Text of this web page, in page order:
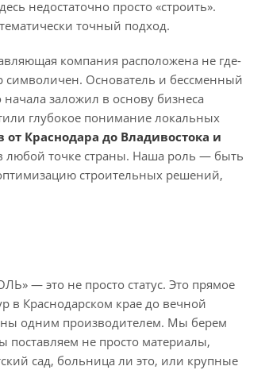
недостаточно просто «строить».
точный подход.
компания расположена не где-
символичен. Основатель и бессменный
заложил в основу бизнеса
глубокое понимание локальных
Краснодара до Владивостока и
любой точке страны. Наша роль — быть
строительных решений,
— это не просто статус. Это прямое
в Краснодарском крае до вечной
одним производителем. Мы берем
поставляем не просто материалы,
сад, больница ли это, или крупные